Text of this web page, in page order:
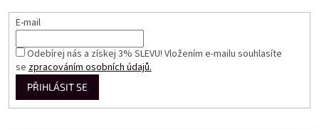
E-mail
Odebírej nás a získej 3% SLEVU! Vložením e-mailu souhlasíte
sezpracováním osobních údajů.
PŘIHLÁSIT SE